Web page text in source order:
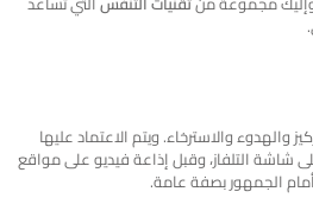
والهدوء والاسترخاء. ويتم الاعتماد عليها
شاشة التلفاز، وقبل إذاعة فيديو على مواقع
الجمهور بصفة عامة.